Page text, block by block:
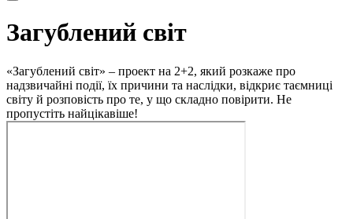
Загублений світ
«Загублений світ» – проект на 2+2, який розкаже про
надзвичайні події, їх причини та наслідки, відкриє таємниці
світу й розповість про те, у що складно повірити. Не
пропустіть найцікавіше!